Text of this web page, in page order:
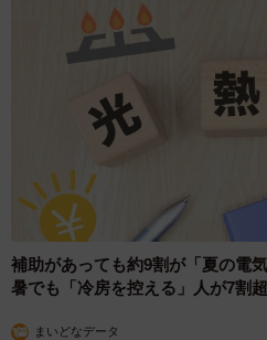
補助があっても約9割が「夏の電
暑でも「冷房を控える」人が7割
まいどなデータ